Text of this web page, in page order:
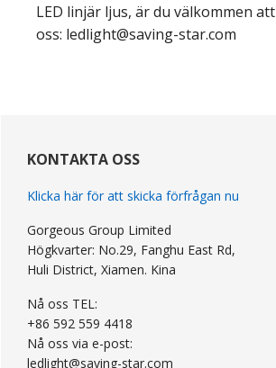
LED linjär ljus, är du välkommen
oss: ledlight@saving-star.com
Sidebar
KONTAKTA OSS
Klicka här för att skicka förfrågan nu
Gorgeous Group Limited
Högkvarter: No.29, Fanghu East Rd,
Huli District, Xiamen. Kina
Nå oss TEL:
+86 592 559 4418
Nå oss via e-post:
ledlight@saving-star.com